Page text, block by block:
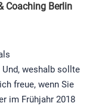
Coaching Berlin
weshalb sollte
freue, wenn Sie
im Frühjahr 2018